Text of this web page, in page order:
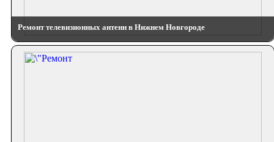
Ремонт телевизионных антенн в Нижнем Новгороде